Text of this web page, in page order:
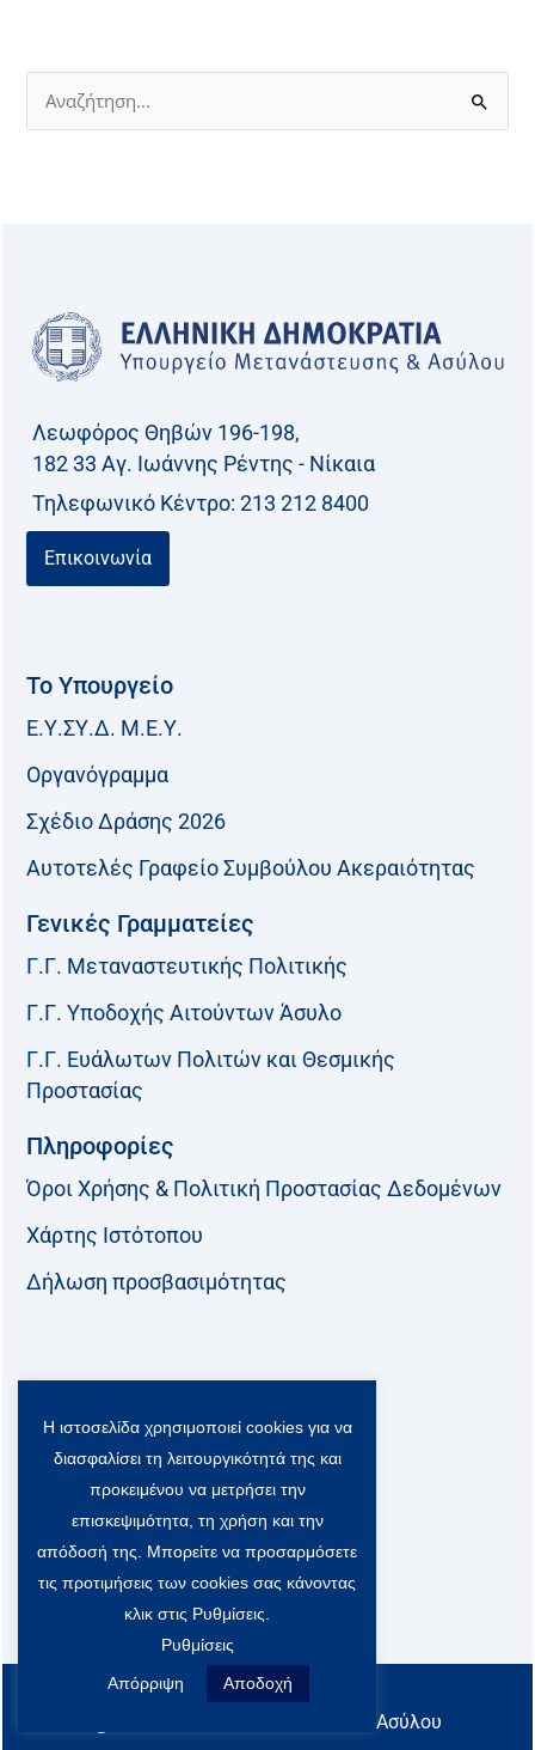
σ
Λεωφόρος Θηβών 196-198,
182 33 Aγ. Ιωάννης Ρέντης - Νίκαια
Τηλεφωνικό Kέντρο: 213 212 8400
Επικοινωνία
Το Υπουργείο
Ε.Υ.ΣΥ.Δ. Μ.Ε.Υ.
Οργανόγραμμα
Σχέδιο Δράσης 2026
Αυτοτελές Γραφείο Συμβούλου Ακεραιότητας
Γενικές Γραμματείες
Γ.Γ. Μεταναστευτικής Πολιτικής
Γ.Γ. Υποδοχής Αιτούντων Άσυλο
Γ.Γ. Ευάλωτων Πολιτών και Θεσμικής
Προστασίας
Πληροφορίες
Όροι Χρήσης & Πολιτική Προστασίας Δεδομένων
Χάρτης Ιστότοπου
Δήλωση προσβασιμότητας
F
a
o
k
T
w
i
t
t
e
r
-
x
c
L
i
n
k
e
d
i
n
Y
o
u
t
u
b
e
Viber Community:
All rights reserved
@ Υπουργείο Μετανάστευσης & Ασύλου
Η ιστοσελίδα χρησιμοποιεί cookies για να
διασφαλίσει τη λειτουργικότητά της και
προκειμένου να μετρήσει την
επισκεψιμότητα, τη χρήση και την
απόδοσή της. Μπορείτε να προσαρμόσετε
τις προτιμήσεις των cookies σας κάνοντας
κλικ στις Ρυθμίσεις.
Ρυθμίσεις
Απόρριψη Αποδοχή